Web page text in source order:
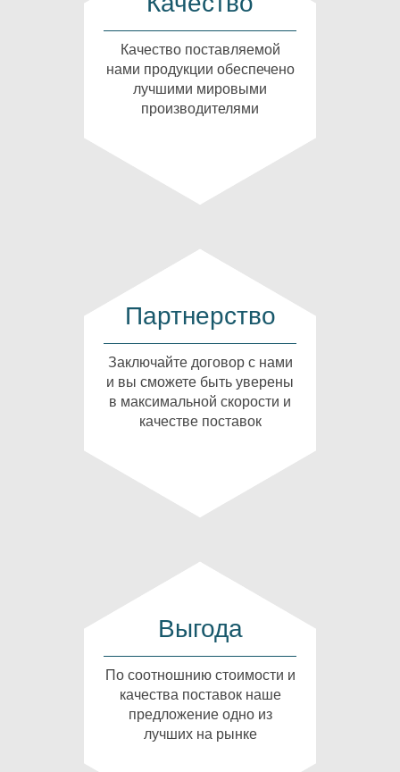
Качество поставляемой
нами продукции обеспечено
лучшими мировыми
производителями
Партнерство
Заключайте договор с нами
и вы сможете быть уверены
в максимальной скорости и
качестве поставок
Выгода
По соотношнию стоимости и
качества поставок наше
предложение одно из
лучших на рынке